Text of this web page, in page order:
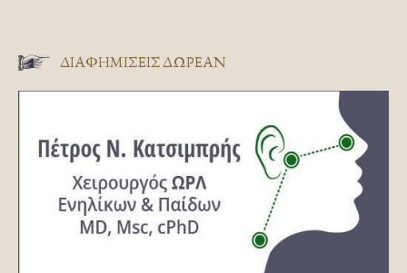
ΔΙΑΦΗΜΊΣΕΙΣ ΔΩΡΕΆΝ